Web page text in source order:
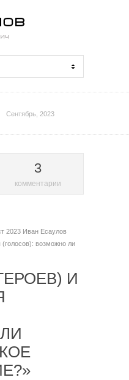
Сентябрь, 2023
3
комментарии
2023 Иван Есаулов
возможно ли
И